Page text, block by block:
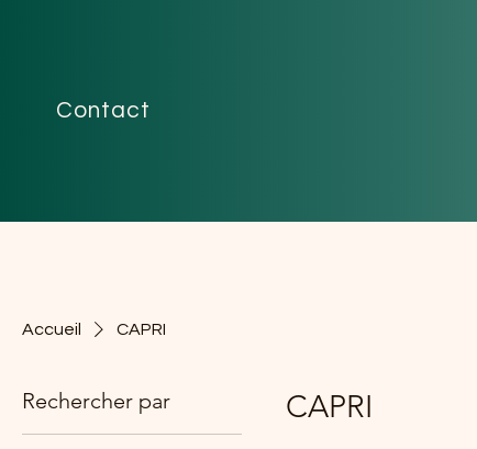
Contact
Accueil CAPRI
Rechercher par CAPRI